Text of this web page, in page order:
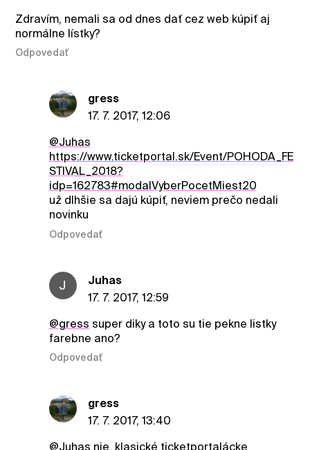
Zdravím, nemali sa od dnes dať cez web kúpiť aj
normálne lístky?
Odpovedať
gress
17. 7. 2017, 12:06
@Juhas
https://www.ticketportal.sk/Event/POHODA_FE
STIVAL_2018?
idp=162783#modalVyberPocetMiest20
už dlhšie sa dajú kúpiť, neviem prečo nedali
novinku
Odpovedať
J
Juhas
17. 7. 2017, 12:59
@gress super diky a toto su tie pekne listky
farebne ano?
Odpovedať
gress
17. 7. 2017, 13:40
@Juhas nie, klasické ticketportalácke